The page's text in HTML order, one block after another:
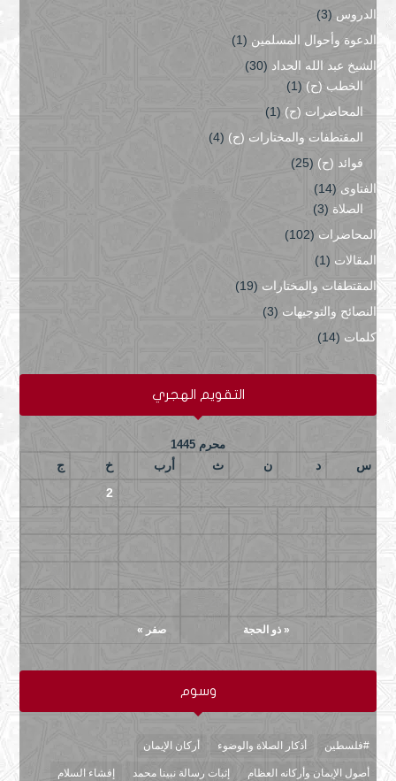
الدروس (3)
الدعوة وأحوال المسلمين (1)
الشيخ عبد الله الحداد (30)
الخطب (ح) (1)
المحاضرات (ح) (1)
المقتطفات والمختارات (ح) (4)
فوائد (ح) (25)
الفتاوى (14)
الصلاة (3)
المحاضرات (102)
المقالات (1)
المقتطفات والمختارات (19)
النصائح والتوجيهات (3)
كلمات (14)
التقويم الهجري
محرم 1445
س د ن ث أرب خ ج
« ذو الحجة صفر »
2
وسوم
#فلسطين أذكار الصلاة والوضوء أركان الإيمان
أصول الإيمان وأركانه العظام إثبات رسالة نبينا محمد إفشاء السلام